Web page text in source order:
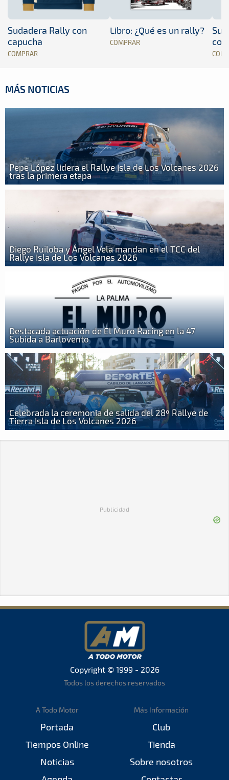
Sudadera Rally con
capucha
COMPRAR
Libro: ¿Qué es un rally?
COMPRAR
MÁS NOTICIAS
Pepe López lidera el Rallye Isla de Los Volcanes 2026
tras la primera etapa
Diego Ruiloba y Ángel Vela mandan en el TCC del
Rallye Isla de Los Volcanes 2026
Destacada actuación de El Muro Racing en la 47
Subida a Barlovento
Celebrada la ceremonia de salida del 28º Rallye de
Tierra Isla de Los Volcanes 2026
Publicidad
Copyright © 1999 - 2026
Todos los derechos reservados
A Todo Motor
Portada
Tiempos Online
Noticias
Más Información
Club
Tienda
Sobre nosotros